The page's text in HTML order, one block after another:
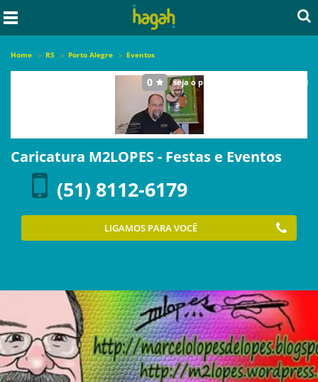
Home RS Porto Alegre Eventos
0 seja o primeiro a avaliar este local
Caricatura M2LOPES - Festas e Eventos
(51) 8112-6179
LIGAMOS PARA VOCÊ